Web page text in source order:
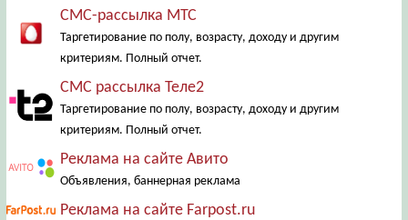
СМС-рассылка МТС
Таргетирование по полу, возрасту, доходу и другим
критериям. Полный отчет.
СМС рассылка Теле2
Таргетирование по полу, возрасту, доходу и другим
критериям. Полный отчет.
Реклама на сайте Авито
Объявления, баннерная реклама
Реклама на сайте Farpost.ru